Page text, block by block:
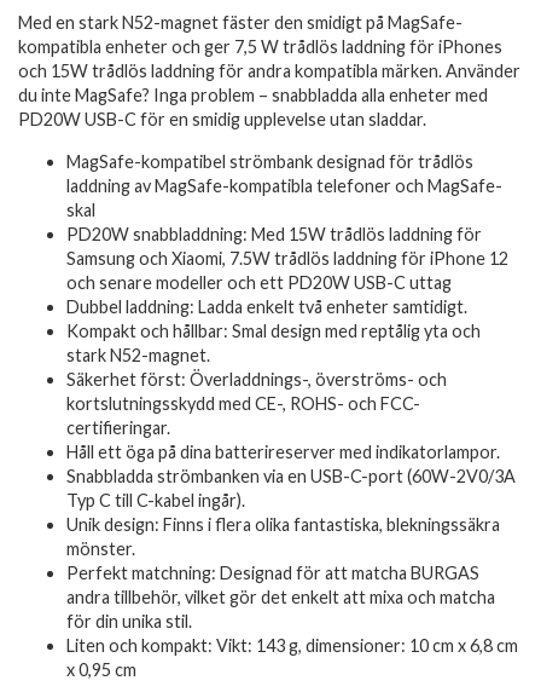
Med en stark N52-magnet fäster den smidigt på MagSafe-
kompatibla enheter och ger 7,5 W trådlös laddning för iPhones
och 15W trådlös laddning för andra kompatibla märken. Använder
du inte MagSafe? Inga problem – snabbladda alla enheter med
PD20W USB-C för en smidig upplevelse utan sladdar.
MagSafe-kompatibel strömbank designad för trådlös
laddning av MagSafe-kompatibla telefoner och MagSafe-
skal
PD20W snabbladdning: Med 15W trådlös laddning för
Samsung och Xiaomi, 7.5W trådlös laddning för iPhone 12
och senare modeller och ett PD20W USB-C uttag
Dubbel laddning: Ladda enkelt två enheter samtidigt.
Kompakt och hållbar: Smal design med reptålig yta och
stark N52-magnet.
Säkerhet först: Överladdnings-, överströms- och
kortslutningsskydd med CE-, ROHS- och FCC-
certifieringar.
Håll ett öga på dina batterireserver med indikatorlampor.
Snabbladda strömbanken via en USB-C-port (60W-2V0/3A
Typ C till C-kabel ingår).
Unik design: Finns i flera olika fantastiska, blekningssäkra
mönster.
Perfekt matchning: Designad för att matcha BURGAS
andra tillbehör, vilket gör det enkelt att mixa och matcha
för din unika stil.
Liten och kompakt: Vikt: 143 g, dimensioner: 10 cm x 6,8 cm
x 0,95 cm